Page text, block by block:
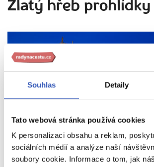
Souhlas Detaily
Tato webová stránka používá cookies
K personalizaci obsahu a reklam,
sociálních médií a analýze naší
soubory cookie. Informace o tom, jak
Zlatý hřeb prohlídky
Uvnitř si všimněte krásné mramorové